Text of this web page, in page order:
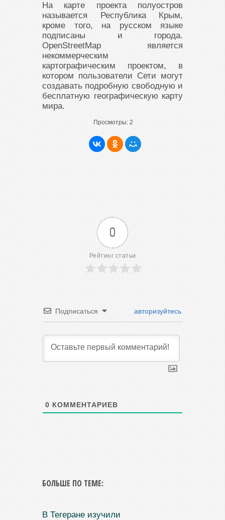
На карте проекта полуостров
называется Республика Крым,
кроме того, на русском языке
подписаны и города.
OpenStreetMap является
некоммерческим
картографическим проектом, в
котором пользователи Сети могут
создавать подробную свободную и
бесплатную географическую карту
мира.
Просмотры: 2
0
Рейтинг статьи
Подписаться авторизуйтесь
0 КОММЕНТАРИЕВ
БОЛЬШЕ ПО ТЕМЕ:
В Тегеране изучили